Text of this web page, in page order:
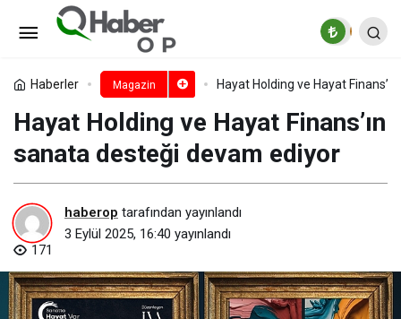
Haberler Magazin Hayat Holding ve Hayat
Hayat Holding ve Hayat Finans’ın
sanata desteği devam ediyor
haberop tarafından yayınlandı
3 Eylül 2025, 16:40 yayınlandı
171
Content Turkey’den “Mevlana:
Mest-i Aşk” 17 Ekim’de Sinemalarda
Yorum Yap